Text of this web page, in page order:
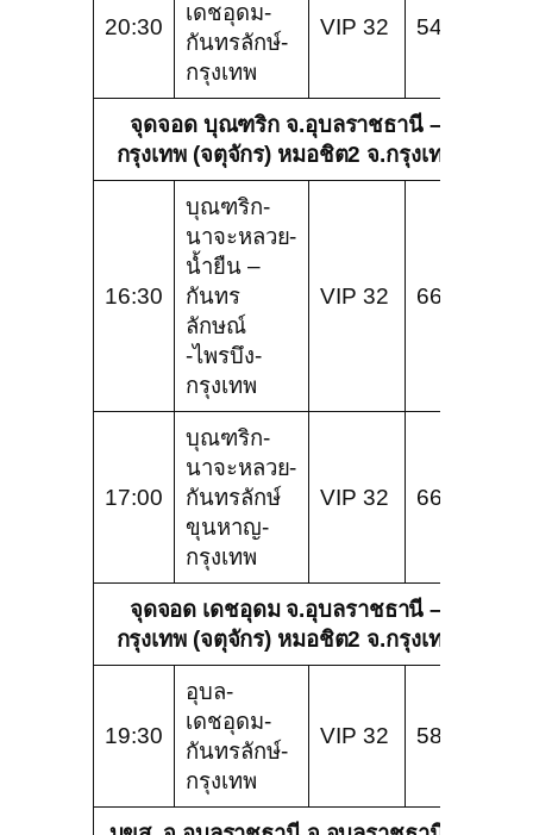
20:30
เดชอุดม-
กันทรลักษ์-
กรุงเทพ
VIP 32 540
จุดจอด บุณฑริก จ.อุบลราชธานี –
กรุงเทพ (จตุจักร) หมอชิต2 จ.กรุงเทพ
16:30
บุณฑริก-
นาจะหลวย-
น้ำยืน –
กันทร
ลักษณ์
-ไพรบึง-
กรุงเทพ
VIP 32 666
17:00
บุณฑริก-
นาจะหลวย-
กันทรลักษ์
ขุนหาญ-
กรุงเทพ
VIP 32 666
จุดจอด เดชอุดม จ.อุบลราชธานี –
กรุงเทพ (จตุจักร) หมอชิต2 จ.กรุงเทพ
19:30
อุบล-
เดชอุดม-
กันทรลักษ์-
กรุงเทพ
VIP 32 588